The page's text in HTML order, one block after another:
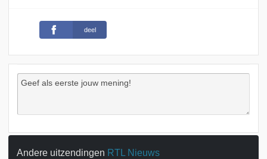
deel
Andere uitzendingen RTL Nieuws